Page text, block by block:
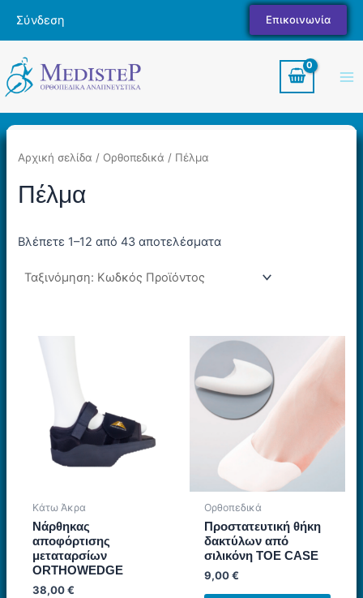
στο
Σύνδεση Επικοινωνία
Αρχική σελίδα / Ορθοπεδικά / Πέλμα
Πέλμα
Βλέπετε 1–12 από 43 αποτελέσματα
Κάτω Άκρα
Νάρθηκας
αποφόρτισης
μεταταρσίων
ORTHOWEDGE
38,00€
Ορθοπεδικά
Προστατευτική θήκη
δακτύλων από
σιλικόνη TOE CASE
9,00€